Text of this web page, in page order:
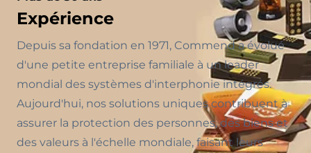
Expérience
Depuis sa fondation en 1971, Commend a évolué
d'une petite entreprise familiale à un leader
mondial des systèmes d'interphonie intégrés.
Aujourd'hui, nos solutions uniques contribuent à
assurer la protection des personnes, des biens et
des valeurs à l'échelle mondiale, faisant leurs